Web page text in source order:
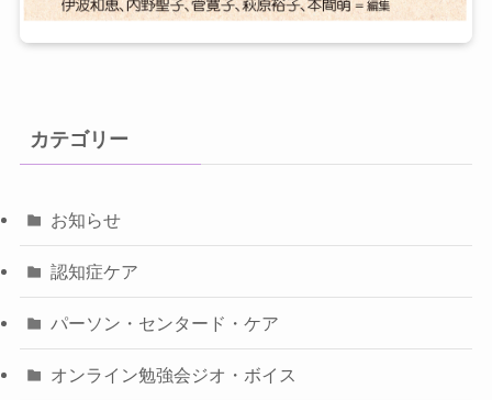
カテゴリー
お知らせ
認知症ケア
パーソン・センタード・ケア
オンライン勉強会ジオ・ボイス